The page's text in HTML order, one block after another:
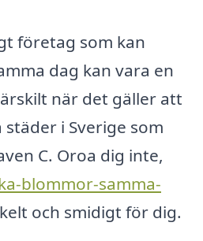
företag som kan
dag kan vara en
när det gäller att
i Sverige som
C. Oroa dig inte,
blommor-samma-
och smidigt för dig.